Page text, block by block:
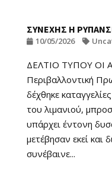
ΣΥΝΕΧΗΣ Η
10/05/2026
ΔΕΛΤΙΟ ΤΥΠΟΥ ΟΙ
Περιβαλλοντική
δέχθηκε
του λιμανιού,
υπάρχει έντονη
μετέβησαν εκεί και
συνέβαινε...